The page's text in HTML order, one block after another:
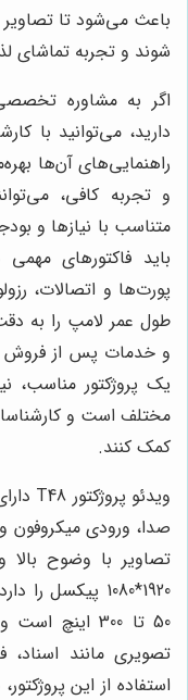
باعث می‌شود تا
شوند و تجربه تماشای
دارید، می‌توانید با
راهنمایی‌های آن‌ها
و تجربه کافی،
متناسب با نیازها و
باید فاکتورهای مهمی
پورت‌ها و اتصالات،
طول عمر لامپ را به
و خدمات پس از فروش
یک پروژکتور مناسب،
مختلف است و
کمک کنند.
صدا، ورودی میکروفون
1920*1080
50 تا 300
تصویری مانند
استفاده از این